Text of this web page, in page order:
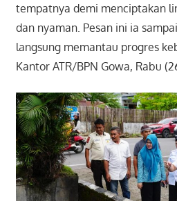
tempatnya demi menciptakan
dan nyaman. Pesan ini ia
langsung memantau progres
Kantor ATR/BPN Gowa, Rabu